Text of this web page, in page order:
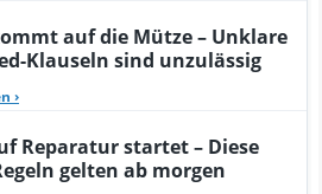
auf die Mütze – Unklare
Klauseln sind unzulässig
›
Reparatur startet – Diese
gelten ab morgen